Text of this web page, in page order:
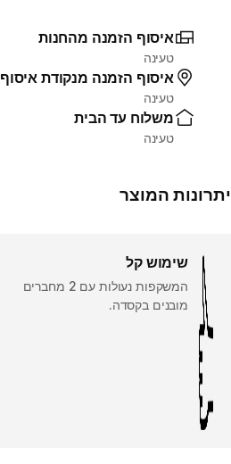
איסוף הזמנה מהחנות
טעינה
איסוף הזמנה מנקודת איסוף
טעינה
משלוח עד הבית
טעינה
יתרונות המוצר
שימוש קל
המשקפות נעולות עם 2 מחברים
מובנים בקסדה.